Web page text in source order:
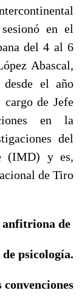
en el
del 4 al 6
Abascal,
el año
de Jefe
en la
del
(IMD) y es,
de Tiro
anfitriona de
psicología.
convenciones